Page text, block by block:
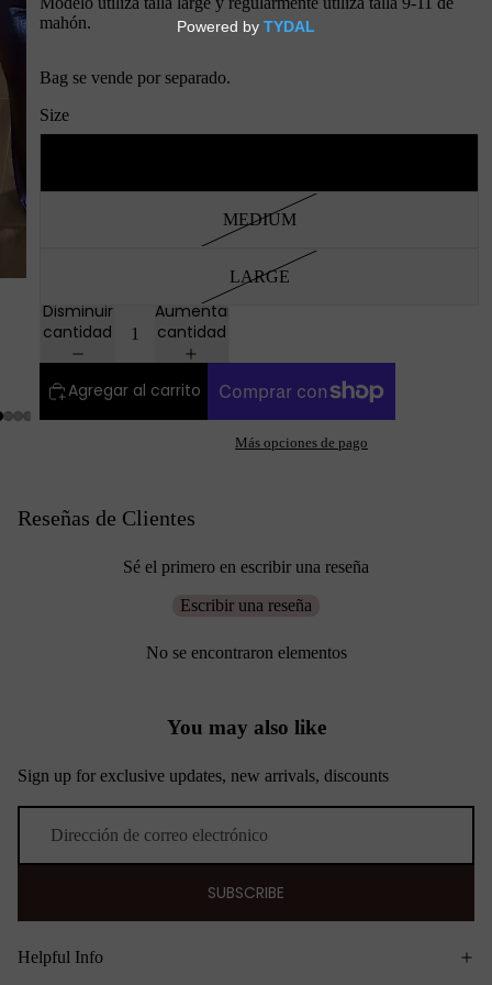
mahón.
Bag se vende por separado.
Size
MEDIUM
LARGE
Disminuir
cantidad
Aumentar
cantidad
Agregar al carrito
Más opciones de pago
Reseñas de Clientes
Sé el primero en escribir una reseña
Escribir una reseña
No se encontraron elementos
You may also like
Sign up for exclusive updates, new arrivals, discounts
SUBSCRIBE
Helpful Info